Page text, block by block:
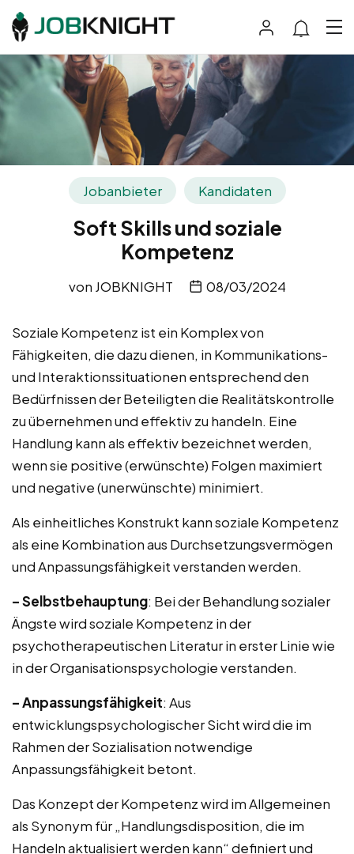
Jobanbieter Kandidaten
Soft Skills und soziale
Kompetenz
von JOBKNIGHT 08/03/2024
Soziale Kompetenz ist ein Komplex von
Fähigkeiten, die dazu dienen, in Kommunikations-
und Interaktionssituationen entsprechend den
Bedürfnissen der Beteiligten die Realitätskontrolle
zu übernehmen und effektiv zu handeln. Eine
Handlung kann als effektiv bezeichnet werden,
wenn sie positive (erwünschte) Folgen maximiert
und negative (unerwünschte) minimiert.
Als einheitliches Konstrukt kann soziale Kompetenz
als eine Kombination aus Durchsetzungsvermögen
und Anpassungsfähigkeit verstanden werden.
– Selbstbehauptung: Bei der Behandlung sozialer
Ängste wird soziale Kompetenz in der
psychotherapeutischen Literatur in erster Linie wie
in der Organisationspsychologie verstanden.
– Anpassungsfähigkeit: Aus
entwicklungspsychologischer Sicht wird die im
Rahmen der Sozialisation notwendige
Anpassungsfähigkeit betont.
Das Konzept der Kompetenz wird im Allgemeinen
als Synonym für „Handlungsdisposition, die im
Handeln aktualisiert werden kann“ definiert und